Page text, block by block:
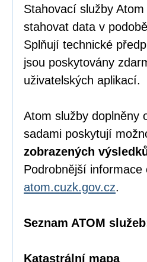
Stahovací služby
stahovat data v
Splňují technické
jsou poskytovány
uživatelských aplikací.
Atom služby doplněny
sadami poskytují
zobrazených
Podrobnější
atom.cuzk.gov.cz.
Seznam ATOM
Katastrální mapa